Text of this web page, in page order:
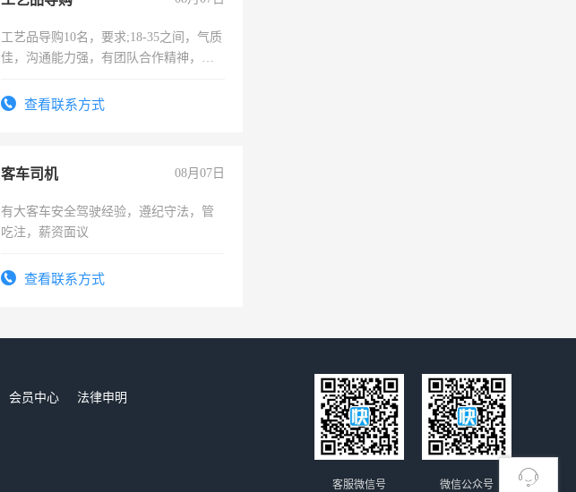
工艺品导购10名，要求;18-35之间，气质
佳，沟通能力强，有团队合作精神，有
查看联系方式
客车司机 08月07日
有大客车安全驾驶经验，遵纪守法，管
吃注，薪资面议
查看联系方式
会员中心
法律申明
微信公众号
客服微信号